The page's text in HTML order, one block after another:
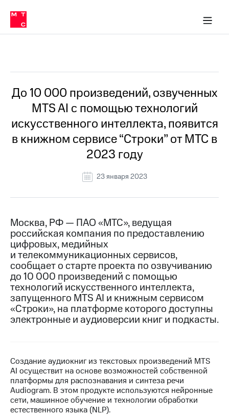
Медиа-центр
и акционерам
Устойчивое развитие
Комплаенс и деловая этика
компании
Карьера
История
компании
Руководство
региона
Пресс-
релизы
МТС
о технологиях
Достижения
Интервью
Финансовая
отчетность
Новости
в
регионе
и акционерам
Корпоративное
в МТС
Пресс-
релизы
МТС
о технологиях
До 10 000 произведений, озвученных
MTS AI с помощью технологий
искусственного интеллекта, появится
в книжном сервисе “Строки” от МТС в
2023 году
23 января 2023
Москва, РФ — ПАО «МТС», ведущая
российская компания по предоставлению
цифровых, медийных
и телекоммуникационных сервисов,
сообщает о старте проекта по озвучиванию
до 10 000 произведений с помощью
технологий искусственного интеллекта,
запущенного MTS AI и книжным сервисом
«Строки», на платформе которого доступны
электронные и аудиоверсии книг и подкасты.
Создание аудиокниг из текстовых произведений MTS
AI осуществит на основе возможностей собственной
платформы для распознавания и синтеза речи
Audiogram. В этом продукте используются нейронные
сети, машинное обучение и технологии обработки
естественного языка (NLP).